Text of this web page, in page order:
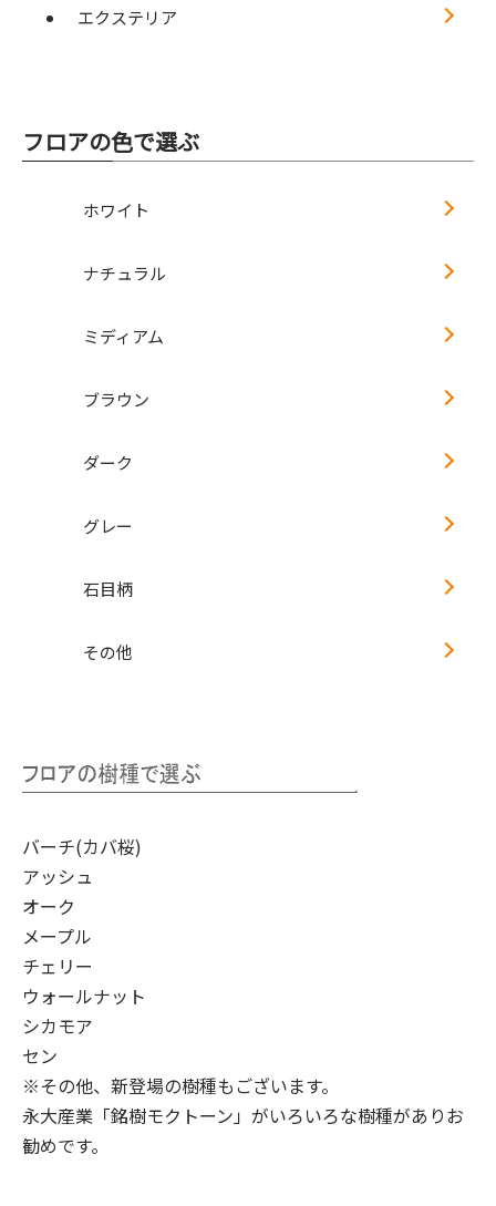
エクステリア
フロアの色で選ぶ
ホワイト
ナチュラル
ミディアム
ブラウン
ダーク
グレー
石目柄
その他
バーチ(カバ桜)
アッシュ
オーク
メープル
チェリー
ウォールナット
シカモア
セン
※その他、新登場の樹種もございます。
永大産業「銘樹モクトーン」 がいろいろな樹種がありお
勧めです。